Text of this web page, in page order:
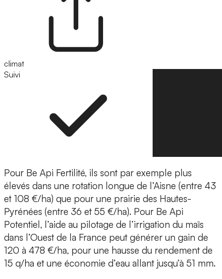
climat
Suivi
Pour Be Api Fertilité, ils sont par exemple plus
élevés dans une rotation longue de l’Aisne (entre 43
et 108 €/ha) que pour une prairie des Hautes-
Pyrénées (entre 36 et 55 €/ha). Pour Be Api
Potentiel, l’aide au pilotage de l’irrigation du maïs
dans l’Ouest de la France peut générer un gain de
120 à 478 €/ha, pour une hausse du rendement de
15 q/ha et une économie d’eau allant jusqu’à 51 mm.